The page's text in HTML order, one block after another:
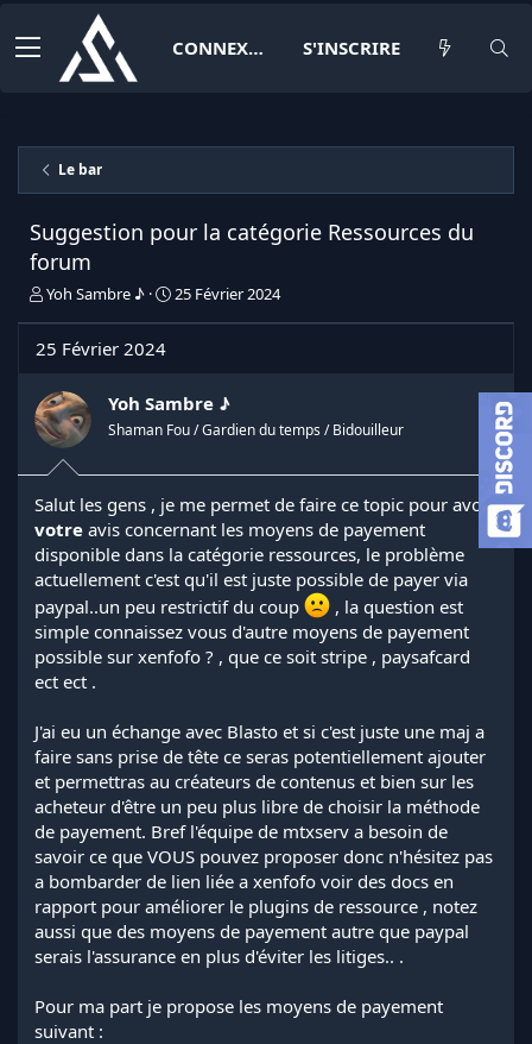
CONNEXION S'INSCRIRE
Le bar
Suggestion pour la catégorie Ressources du
forum
I
t
a
t
e
u
d
e
l
d
i
s
c
u
i
o
n
Yoh Sambre ♪
D
e
é
t
25 Février 2024
25 Février 2024
Yoh Sambre ♪
Shaman Fou / Gardien du temps / Bidouilleur
Salut les gens , je me permet de faire ce topic pour avoir
votre avis concernant les moyens de payement
disponible dans la catégorie ressources, le problème
actuellement c'est qu'il est juste possible de payer via
paypal..un peu restrictif du coup
, la question est
simple connaissez vous d'autre moyens de payement
possible sur xenfofo ? , que ce soit stripe , paysafcard
ect ect .
J'ai eu un échange avec Blasto et si c'est juste une maj a
faire sans prise de tête ce seras potentiellement ajouter
et permettras au créateurs de contenus et bien sur les
acheteur d'être un peu plus libre de choisir la méthode
de payement. Bref l'équipe de mtxserv a besoin de
savoir ce que VOUS pouvez proposer donc n'hésitez pas
a bombarder de lien liée a xenfofo voir des docs en
rapport pour améliorer le plugins de ressource , notez
aussi que des moyens de payement autre que paypal
serais l'assurance en plus d'éviter les litiges.. .
Pour ma part je propose les moyens de payement
suivant :